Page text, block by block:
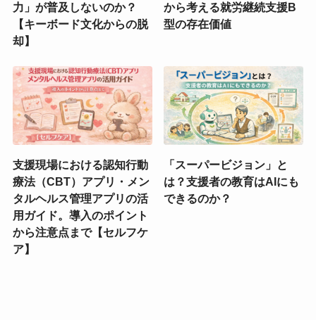
力」が普及しないのか？
【キーボード文化からの脱
却】
から考える就労継続支援B
型の存在価値
支援現場における認知行動
療法（CBT）アプリ・メン
タルヘルス管理アプリの活
用ガイド。導入のポイント
から注意点まで【セルフケ
ア】
「スーパービジョン」と
は？支援者の教育はAIにも
できるのか？